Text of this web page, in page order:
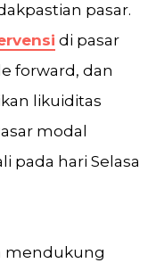
pasar.
di pasar
forward, dan
likuiditas
modal
pada hari Selasa
mendukung